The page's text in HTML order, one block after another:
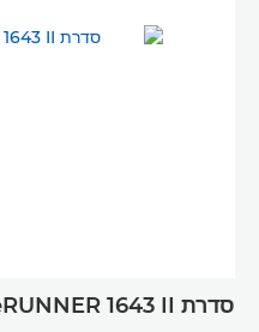
סדרת imageRUNNER 1643 II